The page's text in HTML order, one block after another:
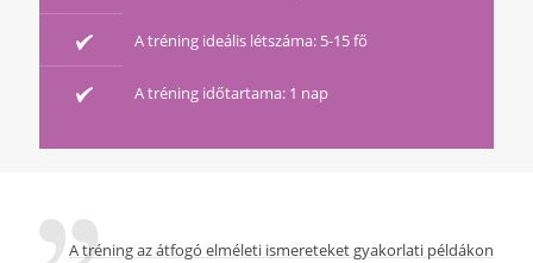
A tréning ideális létszáma: 5-15 fő
A tréning időtartama: 1 nap
A tréning az átfogó elméleti ismereteket gyakorlati példákon